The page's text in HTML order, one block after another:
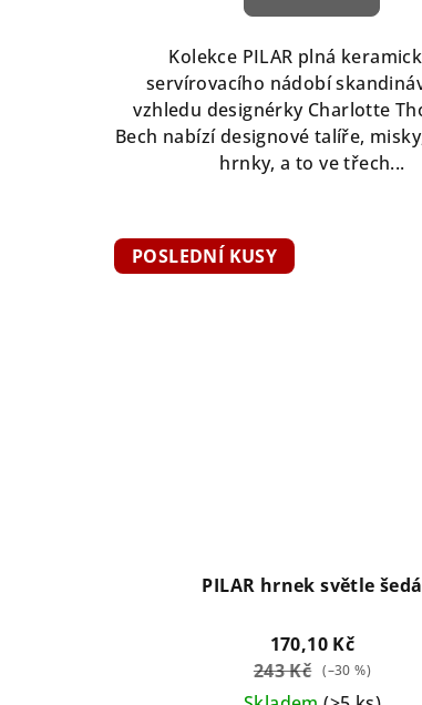
Kolekce PILAR plná
servírovacího nádobí
vzhledu designérky Charlotte
Bech nabízí designové talíře,
hrnky, a to ve třech...
POSLEDNÍ KUSY
PILAR hrnek světle šedá
170,10 Kč
243 Kč (–30 %)